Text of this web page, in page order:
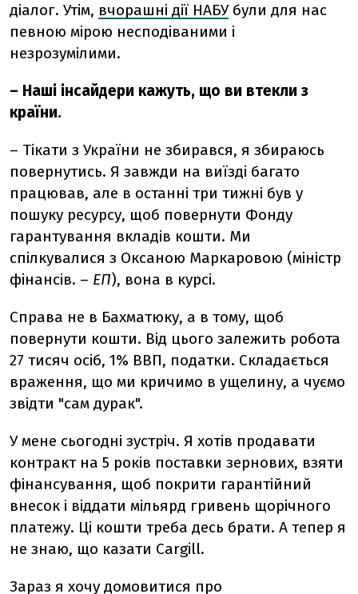
діалог. Утім, вчорашні дії НАБУбули для нас
певною мірою несподіваними і
незрозумілими.
– Наші інсайдери кажуть, що ви втекли з
країни.
– Тікати з України не збирався, я збираюсь
повернутись. Я завжди на виїзді багато
працював, але в останні три тижні був у
пошуку ресурсу, щоб повернути Фонду
гарантування вкладів кошти. Ми
спілкувалися з Оксаною Маркаровою (міністр
фінансів. – ЕП), вона в курсі.
Справа не в Бахматюку, а в тому, щоб
повернути кошти. Від цього залежить робота
27 тисяч осіб, 1% ВВП, податки. Складається
враження, що ми кричимо в ущелину, а чуємо
звідти "сам дурак".
У мене сьогодні зустріч. Я хотів продавати
контракт на 5 років поставки зернових, взяти
фінансування, щоб покрити гарантійний
внесок і віддати мільярд гривень щорічного
платежу. Ці кошти треба десь брати. А тепер я
не знаю, що казати Cargill.
Зараз я хочу домовитися про